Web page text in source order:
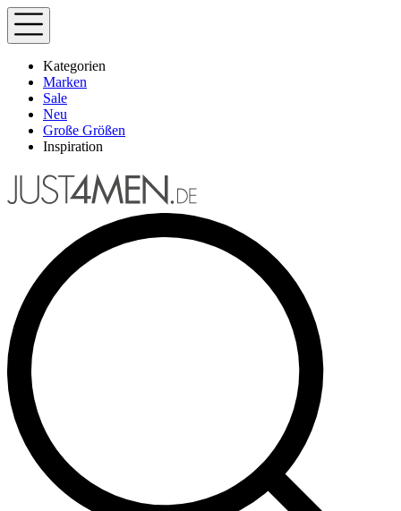
Kategorien
Marken
Sale
Neu
Große Größen
Inspiration